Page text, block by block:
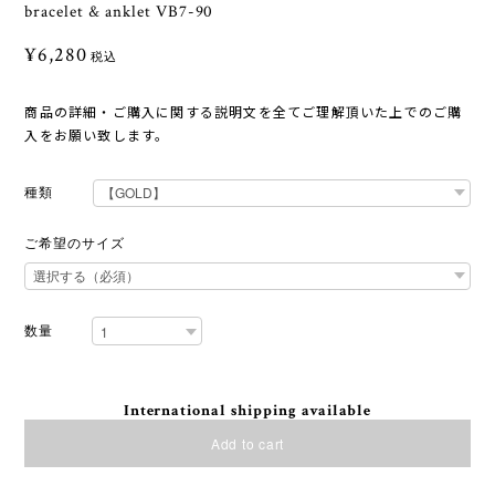
bracelet & anklet VB7-90
¥6,280 税込
商品の詳細・ご購入に関する説明文を全てご理解頂いた上でのご購
入をお願い致します。
種類
ご希望のサイズ
数量
International shipping available
Add to cart